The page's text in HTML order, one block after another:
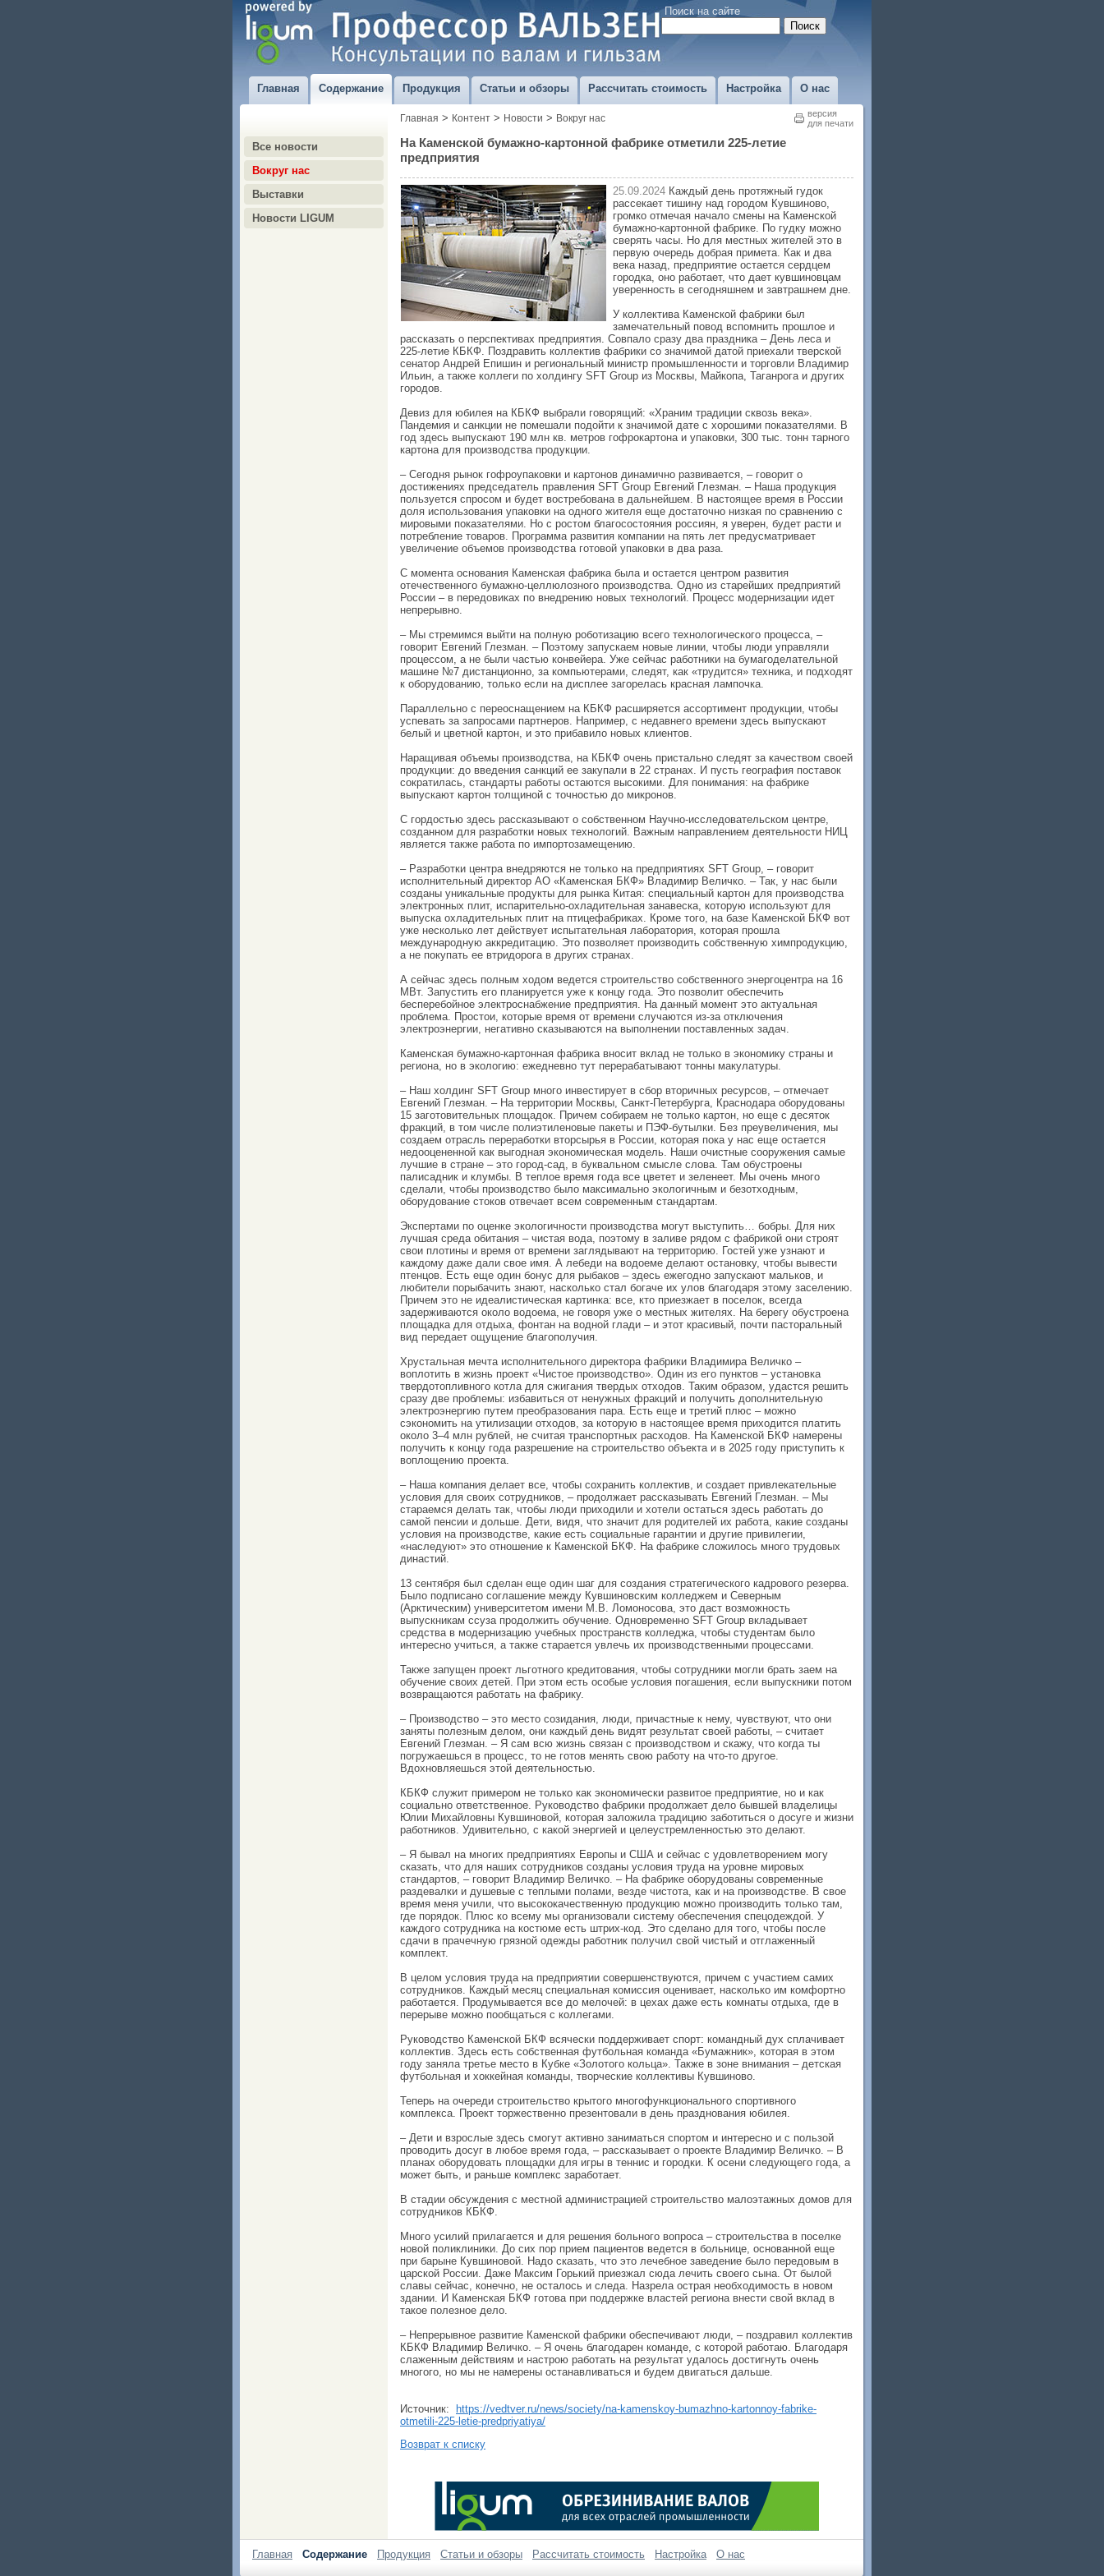
Поиск на сайте
Главная Содержание Продукция Статьи и обзоры Рассчитать стоимость Настройка О нас
Все новости
Вокруг нас
Выставки
Новости LIGUM
версия
для печати
Главная > Контент > Новости > Вокруг нас
На Каменской бумажно-картонной фабрике отметили 225-летие
предприятия
25.09.2024 Каждый день протяжный гудок
рассекает тишину над городом Кувшиново,
громко отмечая начало смены на Каменской
бумажно-картонной фабрике. По гудку можно
сверять часы. Но для местных жителей это в
первую очередь добрая примета. Как и два
века назад, предприятие остается сердцем
городка, оно работает, что дает кувшиновцам
уверенность в сегодняшнем и завтрашнем дне.
У коллектива Каменской фабрики был
замечательный повод вспомнить прошлое и
рассказать о перспективах предприятия. Совпало сразу два праздника – День леса и
225-летие КБКФ. Поздравить коллектив фабрики со значимой датой приехали тверской
сенатор Андрей Епишин и региональный министр промышленности и торговли Владимир
Ильин, а также коллеги по холдингу SFT Group из Москвы, Майкопа, Таганрога и других
городов.
Девиз для юбилея на КБКФ выбрали говорящий: «Храним традиции сквозь века».
Пандемия и санкции не помешали подойти к значимой дате с хорошими показателями. В
год здесь выпускают 190 млн кв. метров гофрокартона и упаковки, 300 тыс. тонн тарного
картона для производства продукции.
– Сегодня рынок гофроупаковки и картонов динамично развивается, – говорит о
достижениях председатель правления SFT Group Евгений Глезман. – Наша продукция
пользуется спросом и будет востребована в дальнейшем. В настоящее время в России
доля использования упаковки на одного жителя еще достаточно низкая по сравнению с
мировыми показателями. Но с ростом благосостояния россиян, я уверен, будет расти и
потребление товаров. Программа развития компании на пять лет предусматривает
увеличение объемов производства готовой упаковки в два раза.
С момента основания Каменская фабрика была и остается центром развития
отечественного бумажно-целлюлозного производства. Одно из старейших предприятий
России – в передовиках по внедрению новых технологий. Процесс модернизации идет
непрерывно.
– Мы стремимся выйти на полную роботизацию всего технологического процесса, –
говорит Евгений Глезман. – Поэтому запускаем новые линии, чтобы люди управляли
процессом, а не были частью конвейера. Уже сейчас работники на бумагоделательной
машине №7 дистанционно, за компьютерами, следят, как «трудится» техника, и подходят
к оборудованию, только если на дисплее загорелась красная лампочка.
Параллельно с переоснащением на КБКФ расширяется ассортимент продукции, чтобы
успевать за запросами партнеров. Например, с недавнего времени здесь выпускают
белый и цветной картон, и это прибавило новых клиентов.
Наращивая объемы производства, на КБКФ очень пристально следят за качеством своей
продукции: до введения санкций ее закупали в 22 странах. И пусть география поставок
сократилась, стандарты работы остаются высокими. Для понимания: на фабрике
выпускают картон толщиной с точностью до микронов.
С гордостью здесь рассказывают о собственном Научно-исследовательском центре,
созданном для разработки новых технологий. Важным направлением деятельности НИЦ
является также работа по импортозамещению.
– Разработки центра внедряются не только на предприятиях SFT Group, – говорит
исполнительный директор АО «Каменская БКФ» Владимир Величко. – Так, у нас были
созданы уникальные продукты для рынка Китая: специальный картон для производства
электронных плит, испарительно-охладительная занавеска, которую используют для
выпуска охладительных плит на птицефабриках. Кроме того, на базе Каменской БКФ вот
уже несколько лет действует испытательная лаборатория, которая прошла
международную аккредитацию. Это позволяет производить собственную химпродукцию,
а не покупать ее втридорога в других странах.
А сейчас здесь полным ходом ведется строительство собственного энергоцентра на 16
МВт. Запустить его планируется уже к концу года. Это позволит обеспечить
бесперебойное электроснабжение предприятия. На данный момент это актуальная
проблема. Простои, которые время от времени случаются из-за отключения
электроэнергии, негативно сказываются на выполнении поставленных задач.
Каменская бумажно-картонная фабрика вносит вклад не только в экономику страны и
региона, но в экологию: ежедневно тут перерабатывают тонны макулатуры.
– Наш холдинг SFT Group много инвестирует в сбор вторичных ресурсов, – отмечает
Евгений Глезман. – На территории Москвы, Санкт-Петербурга, Краснодара оборудованы
15 заготовительных площадок. Причем собираем не только картон, но еще с десяток
фракций, в том числе полиэтиленовые пакеты и ПЭФ-бутылки. Без преувеличения, мы
создаем отрасль переработки вторсырья в России, которая пока у нас еще остается
недооцененной как выгодная экономическая модель. Наши очистные сооружения самые
лучшие в стране – это город-сад, в буквальном смысле слова. Там обустроены
палисадник и клумбы. В теплое время года все цветет и зеленеет. Мы очень много
сделали, чтобы производство было максимально экологичным и безотходным,
оборудование стоков отвечает всем современным стандартам.
Экспертами по оценке экологичности производства могут выступить… бобры. Для них
лучшая среда обитания – чистая вода, поэтому в заливе рядом с фабрикой они строят
свои плотины и время от времени заглядывают на территорию. Гостей уже узнают и
каждому даже дали свое имя. А лебеди на водоеме делают остановку, чтобы вывести
птенцов. Есть еще один бонус для рыбаков – здесь ежегодно запускают мальков, и
любители порыбачить знают, насколько стал богаче их улов благодаря этому заселению.
Причем это не идеалистическая картинка: все, кто приезжает в поселок, всегда
задерживаются около водоема, не говоря уже о местных жителях. На берегу обустроена
площадка для отдыха, фонтан на водной глади – и этот красивый, почти пасторальный
вид передает ощущение благополучия.
Хрустальная мечта исполнительного директора фабрики Владимира Величко –
воплотить в жизнь проект «Чистое производство». Один из его пунктов – установка
твердотопливного котла для сжигания твердых отходов. Таким образом, удастся решить
сразу две проблемы: избавиться от ненужных фракций и получить дополнительную
электроэнергию путем преобразования пара. Есть еще и третий плюс – можно
сэкономить на утилизации отходов, за которую в настоящее время приходится платить
около 3–4 млн рублей, не считая транспортных расходов. На Каменской БКФ намерены
получить к концу года разрешение на строительство объекта и в 2025 году приступить к
воплощению проекта.
– Наша компания делает все, чтобы сохранить коллектив, и создает привлекательные
условия для своих сотрудников, – продолжает рассказывать Евгений Глезман. – Мы
стараемся делать так, чтобы люди приходили и хотели остаться здесь работать до
самой пенсии и дольше. Дети, видя, что значит для родителей их работа, какие созданы
условия на производстве, какие есть социальные гарантии и другие привилегии,
«наследуют» это отношение к Каменской БКФ. На фабрике сложилось много трудовых
династий.
13 сентября был сделан еще один шаг для создания стратегического кадрового резерва.
Было подписано соглашение между Кувшиновским колледжем и Северным
(Арктическим) университетом имени М.В. Ломоносова, это даст возможность
выпускникам ссуза продолжить обучение. Одновременно SFT Group вкладывает
средства в модернизацию учебных пространств колледжа, чтобы студентам было
интересно учиться, а также старается увлечь их производственными процессами.
Также запущен проект льготного кредитования, чтобы сотрудники могли брать заем на
обучение своих детей. При этом есть особые условия погашения, если выпускники потом
возвращаются работать на фабрику.
– Производство – это место созидания, люди, причастные к нему, чувствуют, что они
заняты полезным делом, они каждый день видят результат своей работы, – считает
Евгений Глезман. – Я сам всю жизнь связан с производством и скажу, что когда ты
погружаешься в процесс, то не готов менять свою работу на что-то другое.
Вдохновляешься этой деятельностью.
КБКФ служит примером не только как экономически развитое предприятие, но и как
социально ответственное. Руководство фабрики продолжает дело бывшей владелицы
Юлии Михайловны Кувшиновой, которая заложила традицию заботиться о досуге и жизни
работников. Удивительно, с какой энергией и целеустремленностью это делают.
– Я бывал на многих предприятиях Европы и США и сейчас с удовлетворением могу
сказать, что для наших сотрудников созданы условия труда на уровне мировых
стандартов, – говорит Владимир Величко. – На фабрике оборудованы современные
раздевалки и душевые с теплыми полами, везде чистота, как и на производстве. В свое
время меня учили, что высококачественную продукцию можно производить только там,
где порядок. Плюс ко всему мы организовали систему обеспечения спецодеждой. У
каждого сотрудника на костюме есть штрих-код. Это сделано для того, чтобы после
сдачи в прачечную грязной одежды работник получил свой чистый и отглаженный
комплект.
В целом условия труда на предприятии совершенствуются, причем с участием самих
сотрудников. Каждый месяц специальная комиссия оценивает, насколько им комфортно
работается. Продумывается все до мелочей: в цехах даже есть комнаты отдыха, где в
перерыве можно пообщаться с коллегами.
Руководство Каменской БКФ всячески поддерживает спорт: командный дух сплачивает
коллектив. Здесь есть собственная футбольная команда «Бумажник», которая в этом
году заняла третье место в Кубке «Золотого кольца». Также в зоне внимания – детская
футбольная и хоккейная команды, творческие коллективы Кувшиново.
Теперь на очереди строительство крытого многофункционального спортивного
комплекса. Проект торжественно презентовали в день празднования юбилея.
– Дети и взрослые здесь смогут активно заниматься спортом и интересно и с пользой
проводить досуг в любое время года, – рассказывает о проекте Владимир Величко. – В
планах оборудовать площадки для игры в теннис и городки. К осени следующего года, а
может быть, и раньше комплекс заработает.
В стадии обсуждения с местной администрацией строительство малоэтажных домов для
сотрудников КБКФ.
Много усилий прилагается и для решения больного вопроса – строительства в поселке
новой поликлиники. До сих пор прием пациентов ведется в больнице, основанной еще
при барыне Кувшиновой. Надо сказать, что это лечебное заведение было передовым в
царской России. Даже Максим Горький приезжал сюда лечить своего сына. От былой
славы сейчас, конечно, не осталось и следа. Назрела острая необходимость в новом
здании. И Каменская БКФ готова при поддержке властей региона внести свой вклад в
такое полезное дело.
– Непрерывное развитие Каменской фабрики обеспечивают люди, – поздравил коллектив
КБКФ Владимир Величко. – Я очень благодарен команде, с которой работаю. Благодаря
слаженным действиям и настрою работать на результат удалось достигнуть очень
многого, но мы не намерены останавливаться и будем двигаться дальше.
Источник:
https://vedtver.ru/news/society/na-kamenskoy-bumazhno-kartonnoy-fabrike-
otmetili-225-letie-predpriyatiya/
Возврат к списку
Главная Содержание Продукция Статьи и обзоры Рассчитать стоимость Настройка О нас